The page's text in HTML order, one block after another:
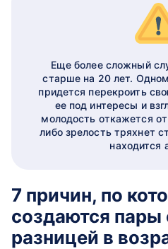
Еще более сложный
старше на 20 лет.
придется перекроить
ее под интересы и
молодость откажется
либо зрелость тряхнет
находится
7 причин, по
создаются
разницей в